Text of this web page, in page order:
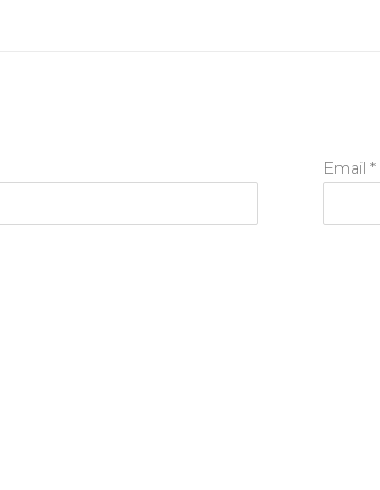
Email *